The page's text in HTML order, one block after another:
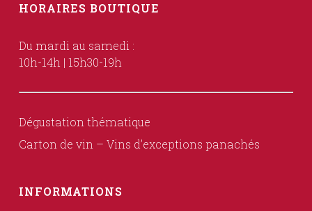
HORAIRES BOUTIQUE
Du mardi au samedi :
10h-14h | 15h30-19h
Dégustation thématique
Carton de vin – Vins d’exceptions panachés
INFORMATIONS